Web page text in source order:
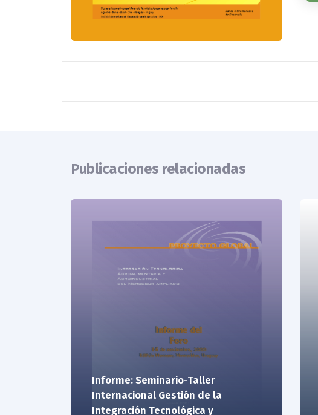
Publicaciones relacionadas
Informe: Seminario-Taller
Internacional Gestión de la
Integración Tecnológica y